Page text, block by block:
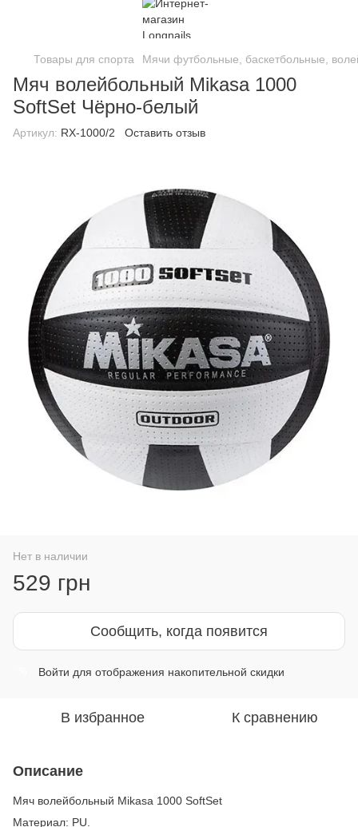
Товары для спорта Мячи футбольные, баскетбольные,
Мяч волейбольный Mikasa 1000
SoftSet Чёрно-белый
Артикул: RX-1000/2 Оставить отзыв
Нет в наличии
529 грн
Сообщить, когда появится
Войти для отображения накопительной скидки
В избранное К сравнению
Описание
Мяч волейбольный Mikasa 1000 SoftSet
Материал: PU.